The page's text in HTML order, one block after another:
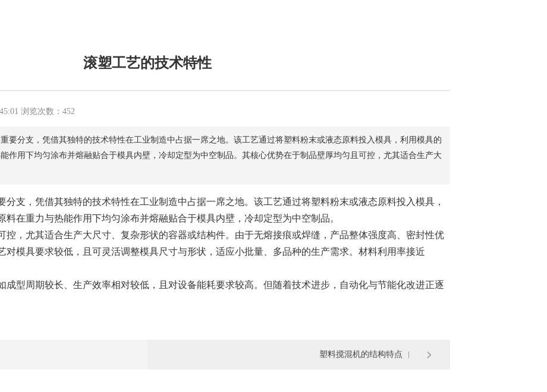
滚塑工艺的技术特性
浏览次数：452
要分支，凭借其独特的技术特性在工业制造中占据一席之地。该工艺通过将塑料粉末或液态原料投入模具，利用模具的
作用下均匀涂布并熔融贴合于模具内壁，冷却定型为中空制品。其核心优势在于制品壁厚均匀且可控，尤其适合生产大
，凭借其独特的技术特性在工业制造中占据一席之地。该工艺通过将塑料粉末或液态原料投入模具，
在重力与热能作用下均匀涂布并熔融贴合于模具内壁，冷却定型为中空制品。
，尤其适合生产大尺寸、复杂形状的容器或结构件。由于无熔接痕或焊缝，产品整体强度高、密封性优
对模具要求较低，且可灵活调整模具尺寸与形状，适应小批量、多品种的生产需求。材料利用率接近
型周期较长、生产效率相对较低，且对设备能耗要求较高。但随着技术进步，自动化与节能化改进正逐
塑料搅混机的结构特点